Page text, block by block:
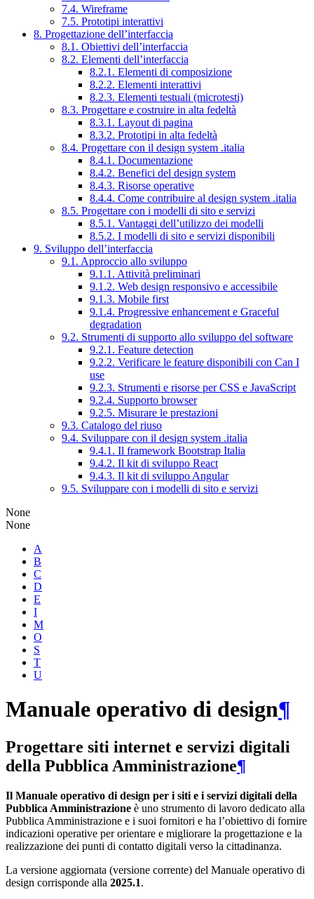
7.4. Wireframe
7.5. Prototipi interattivi
8. Progettazione dell’interfaccia
8.1. Obiettivi dell’interfaccia
8.2. Elementi dell’interfaccia
8.2.1. Elementi di composizione
8.2.2. Elementi interattivi
8.2.3. Elementi testuali (microtesti)
8.3. Progettare e costruire in alta fedeltà
8.3.1. Layout di pagina
8.3.2. Prototipi in alta fedeltà
8.4. Progettare con il design system .italia
8.4.1. Documentazione
8.4.2. Benefici del design system
8.4.3. Risorse operative
8.4.4. Come contribuire al design system .italia
8.5. Progettare con i modelli di sito e servizi
8.5.1. Vantaggi dell’utilizzo dei modelli
8.5.2. I modelli di sito e servizi disponibili
9. Sviluppo dell’interfaccia
9.1. Approccio allo sviluppo
9.1.1. Attività preliminari
9.1.2. Web design responsivo e accessibile
9.1.3. Mobile first
9.1.4. Progressive enhancement e Graceful
degradation
9.2. Strumenti di supporto allo sviluppo del software
9.2.1. Feature detection
9.2.2. Verificare le feature disponibili con Can I
use
9.2.3. Strumenti e risorse per CSS e JavaScript
9.2.4. Supporto browser
9.2.5. Misurare le prestazioni
9.3. Catalogo del riuso
9.4. Sviluppare con il design system .italia
9.4.1. Il framework Bootstrap Italia
9.4.2. Il kit di sviluppo React
9.4.3. Il kit di sviluppo Angular
9.5. Sviluppare con i modelli di sito e servizi
None
None
A
B
C
D
E
I
M
O
S
T
U
Manuale operativo di design¶
Progettare siti internet e servizi digitali
della Pubblica Amministrazione¶
Il Manuale operativo di design per i siti e i servizi digitali della
Pubblica Amministrazione è uno strumento di lavoro dedicato alla
Pubblica Amministrazione e i suoi fornitori e ha l’obiettivo di fornire
indicazioni operative per orientare e migliorare la progettazione e la
realizzazione dei punti di contatto digitali verso la cittadinanza.
La versione aggiornata (versione corrente) del Manuale operativo di
design corrisponde alla 2025.1.